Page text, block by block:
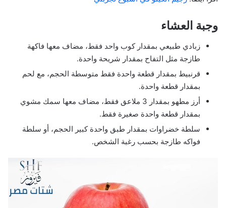
وجبة العشاء
زبادي طبيعي بمقدار كوب واحد فقط، مضاف معها فاكهة
طازجة مثل التفاح بمقدار شريحة واحدة.
قرنبيط بمقدار قطعة واحدة فقط متوسطة الحجم، مع لحم
بمقدار قطعة واحدة.
أرز مطهو بمقدار 3 ملاعق فقط، مضاف معها سمك مشوي
بمقدار قطعة واحدة صغيرة فقط.
سلطة خضراوات بمقدار طبق واحدة كبير الحجم، أو سلطة
فواكه طازجة بحسب رغبة الشخص.